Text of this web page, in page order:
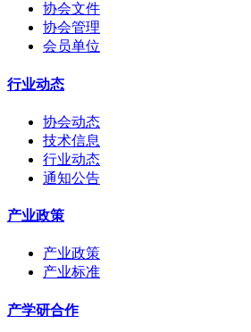
协会文件
协会管理
会员单位
行业动态
协会动态
技术信息
行业动态
通知公告
产业政策
产业政策
产业标准
产学研合作